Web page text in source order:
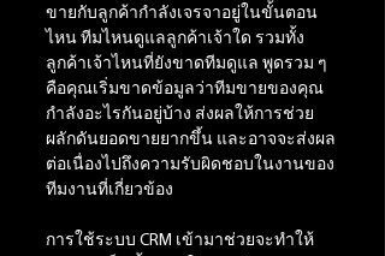
ขายกับลูกค้ากำลังเจรจาอยู่ในขั้นตอน
ไหน ทีมไหนดูแลลูกค้าเจ้าใด รวมทั้ง
ลูกค้าเจ้าไหนที่ยังขาดทีมดูแล พูดรวม ๆ
คือคุณเริ่มขาดข้อมูลว่าทีมขายของคุณ
กำลังอะไรกันอยู่บ้าง ส่งผลให้การช่วย
ผลักดันยอดขายยากขึ้น และอาจจะส่งผล
ต่อเนื่องไปถึงความรับผิดชอบในงานของ
ทีมงานที่เกี่ยวข้อง
การใช้ระบบ CRM เข้ามาช่วยจะทำให้